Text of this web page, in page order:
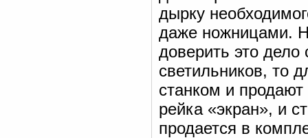
дырку
даже ножницами.
доверить это дело
светильников, то
станком и
рейка «экран», и
продается в